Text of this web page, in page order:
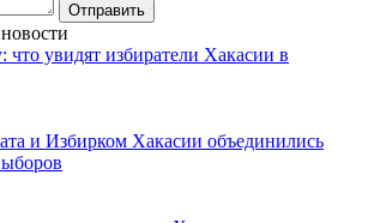
Отправить
увидят избиратели Хакасии в
и Избирком Хакасии объединились